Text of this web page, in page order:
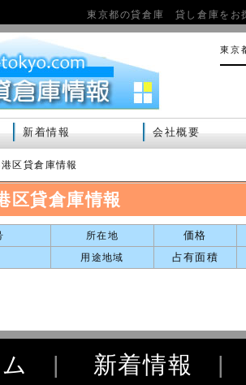
東京都の貸倉庫 貸し倉庫を
東京
新着情報 会社概要
貸倉庫情報
区貸倉庫情報
所在地 価格
用途地域 占有面積
| 新着情報